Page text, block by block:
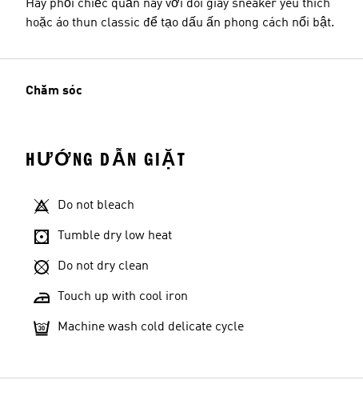
Hãy phối chiếc quần này với đôi giày sneaker yêu thích
hoặc áo thun classic để tạo dấu ấn phong cách nổi bật.
Chăm sóc
HƯỚNG DẪN GIẶT
Do not bleach
Tumble dry low heat
Do not dry clean
Touch up with cool iron
Machine wash cold delicate cycle